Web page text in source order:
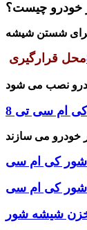
چیست؟
شستن شیشه
محل قرارگیری
ام سی تی 8